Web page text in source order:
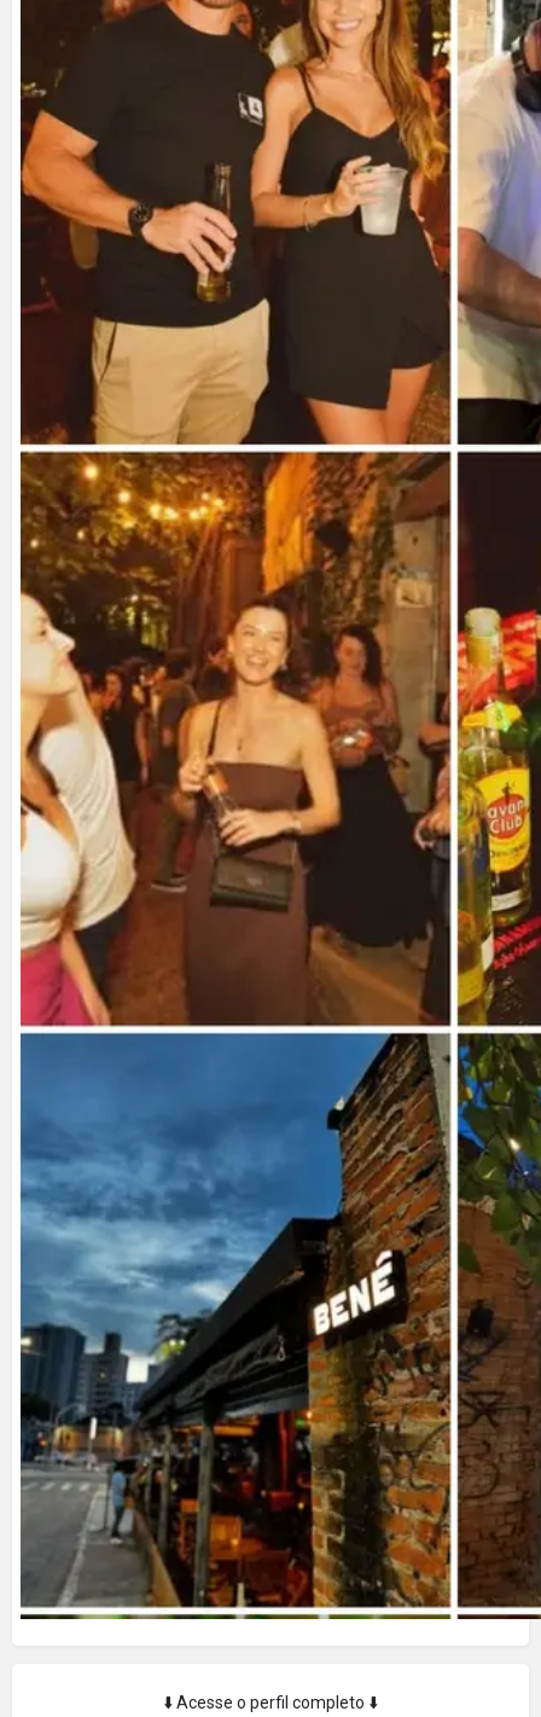
⬇️ Acesse o perfil completo ⬇️